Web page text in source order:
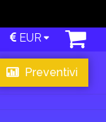
EUR
Preventivi